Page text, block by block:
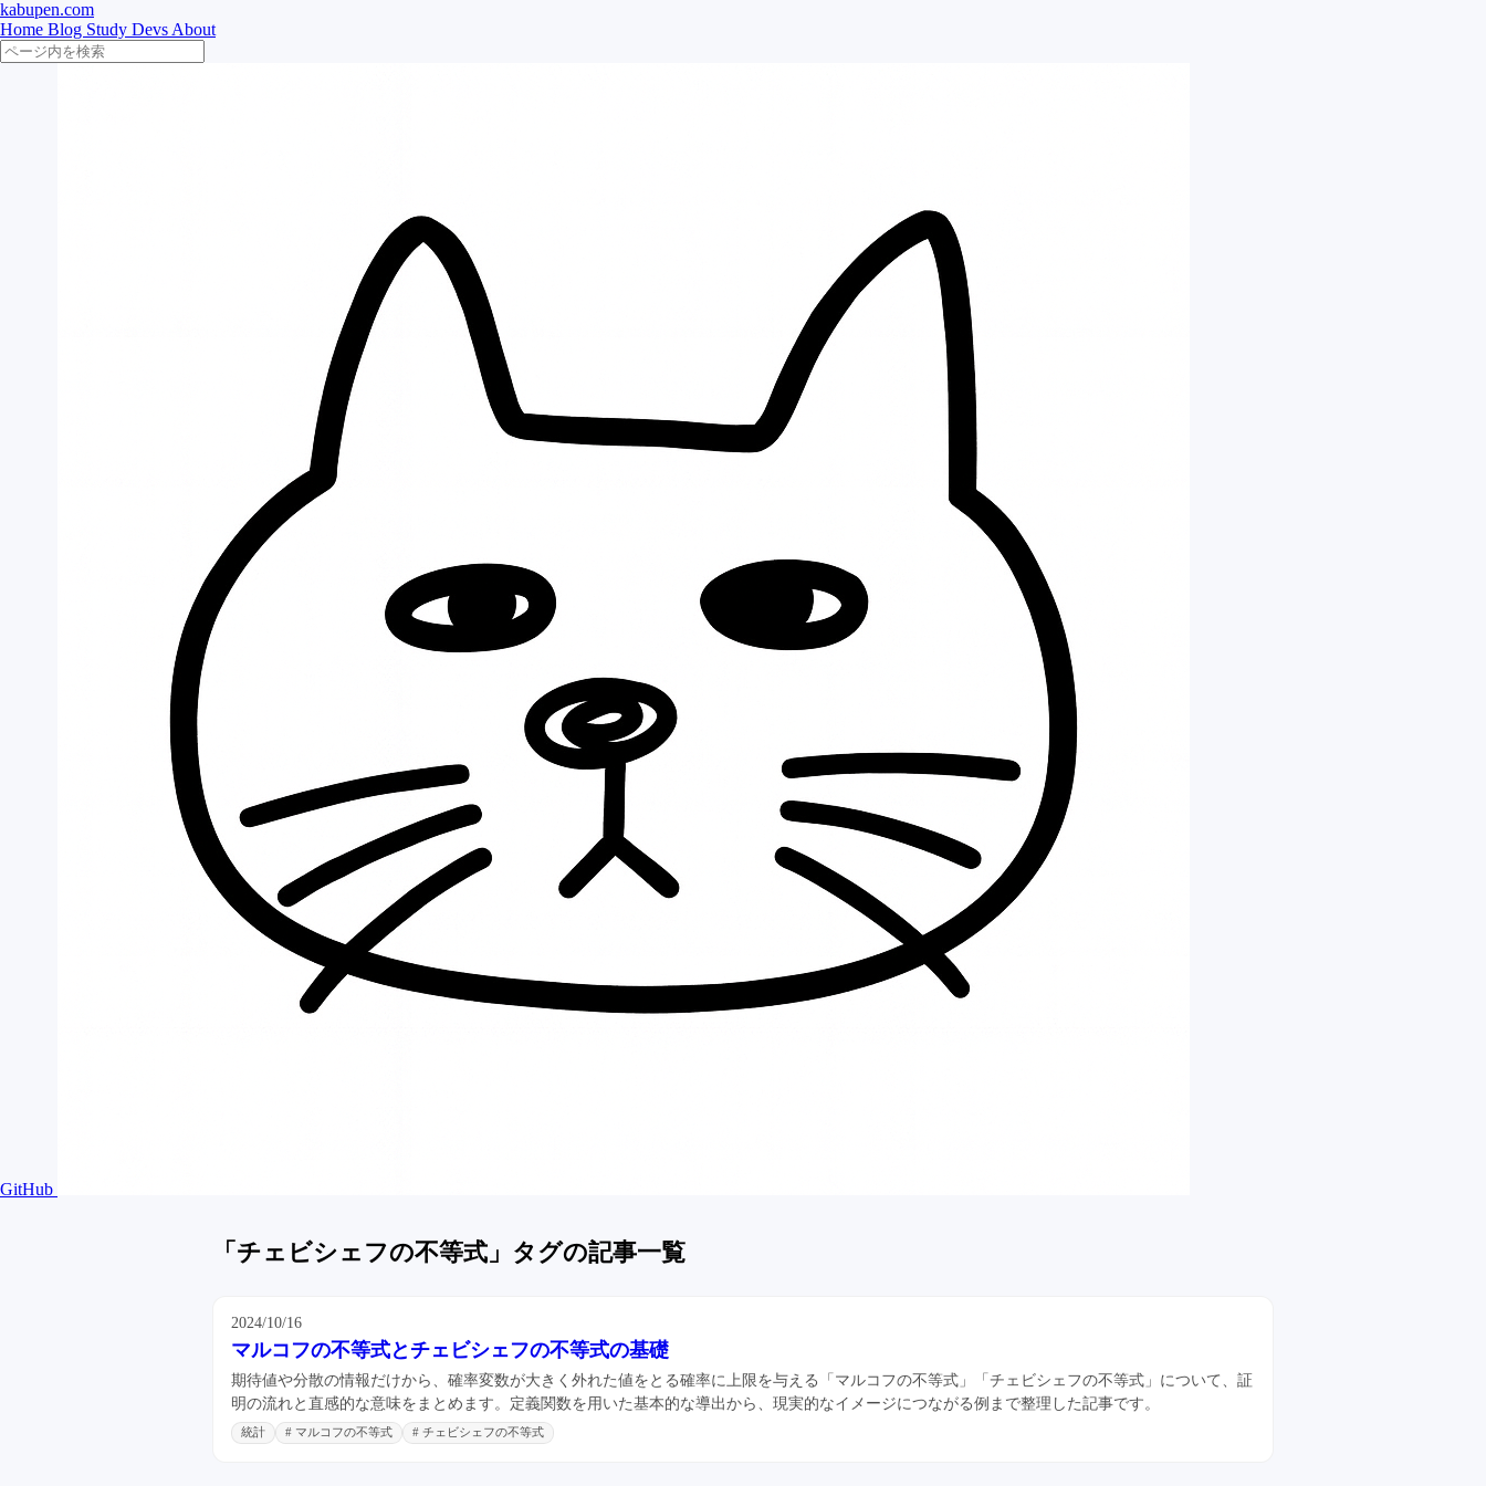
kabupen.com
Home Blog Study Devs About
GitHub
「チェビシェフの不等式」タグの記事一覧
2024/10/16
マルコフの不等式とチェビシェフの不等式の基礎
期待値や分散の情報だけから、確率変数が大きく外れた値をとる確率に上限を与える「マルコフの不等式」「チェビシェフの不等式」について、証
明の流れと直感的な意味をまとめます。定義関数を用いた基本的な導出から、現実的なイメージにつながる例まで整理した記事です。
統計 # マルコフの不等式 # チェビシェフの不等式